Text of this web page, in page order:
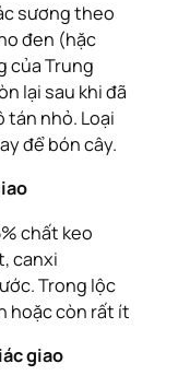
sương theo
đen (hặc
của Trung
lại sau khi đã
tán nhỏ. Loại
để bón cây.
chất keo
canxi
Trong lộc
hoặc còn rất ít
giao